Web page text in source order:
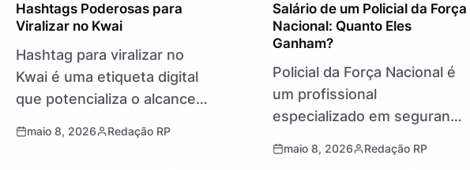
Hashtags Poderosas para
Viralizar no Kwai
Hashtag para viralizar no
Kwai é uma etiqueta digital
que potencializa o alcance
plataforma de forma rápida
maio 8, 2026 Redação RP
Salário de um Policial da Força
Nacional: Quanto Eles
Ganham?
Policial da Força Nacional é
um profissional
especializado em segurança
operações especiais,
maio 8, 2026 Redação RP